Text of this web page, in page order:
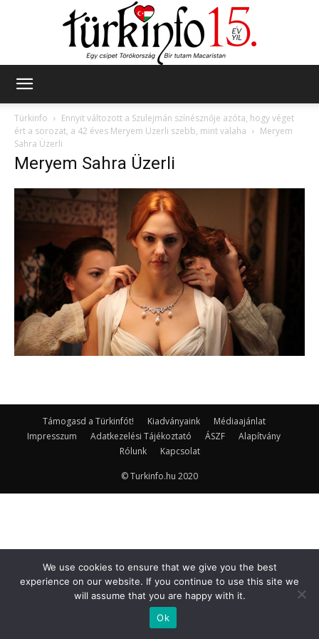
Türkinfo
Ennyit változott a Szulejmán színésznője azóta, hogy véget
ért a sorozat, a 42 éves Meryem Uzerli szebb, mint valaha
Meryem
Sahra Üzerli
Meryem Sahra Üzerli
Támogasd a Türkinfót! Kiadványaink
Médiaajánlat
Impresszum
Adatkezelési Tájékoztató ÁSZF
Alapítvány
Rólunk
Kapcsolat
© Turkinfo.hu 2020
We use cookies to ensure that we give you the best
experience on our website. If you continue to use this site we
will assume that you are happy with it.
Ok